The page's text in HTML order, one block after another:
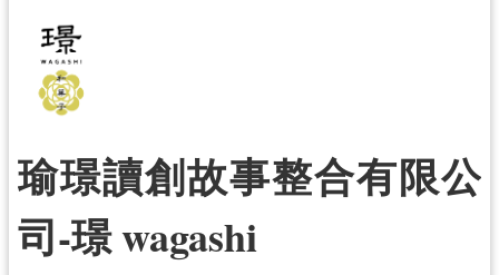
訊
公
瑜璟讀創故事整合有限公
司-璟 wagashi